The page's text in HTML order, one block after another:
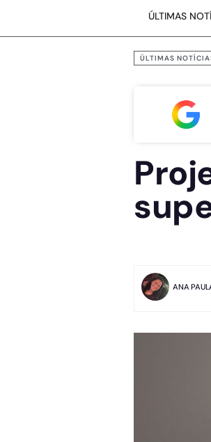
ÚLTIMAS
ÚLTIMAS
ANA